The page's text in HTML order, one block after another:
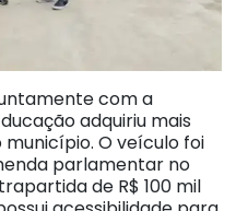
com a
adquiriu mais
O veículo foi
parlamentar no
de R$ 100 mil